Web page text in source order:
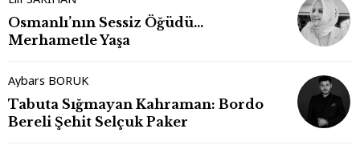
Osmanlı’nın Sessiz Öğüdü…
Merhametle Yaşa
Aybars BORUK
Tabuta Sığmayan Kahraman: Bordo
Bereli Şehit Selçuk Paker